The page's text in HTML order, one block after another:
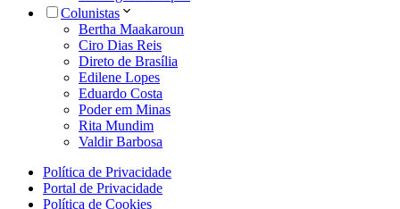
Colunistas
Bertha Maakaroun
Ciro Dias Reis
Direto de Brasília
Edilene Lopes
Eduardo Costa
Poder em Minas
Rita Mundim
Valdir Barbosa
Política de Privacidade
Portal de Privacidade
Política de Cookies